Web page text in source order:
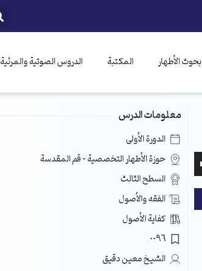
بحوث الأطهار المكتبة الدروس الصوتية والمرئية
استخدم
الأسهم
معلومات الدرس
الدورة الأولى
حوزة الأطهار التخصصية – قم المقدسة
السطح الثالث
الفقه والأصول
كفاية الأصول
0096
الشيخ معين دقيق